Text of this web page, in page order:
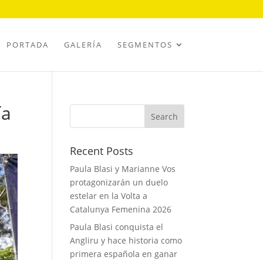
PORTADA GALERÍA SEGMENTOS
Recent Posts
Paula Blasi y Marianne Vos
protagonizarán un duelo
estelar en la Volta a
Catalunya Femenina 2026
Paula Blasi conquista el
Angliru y hace historia como
primera española en ganar